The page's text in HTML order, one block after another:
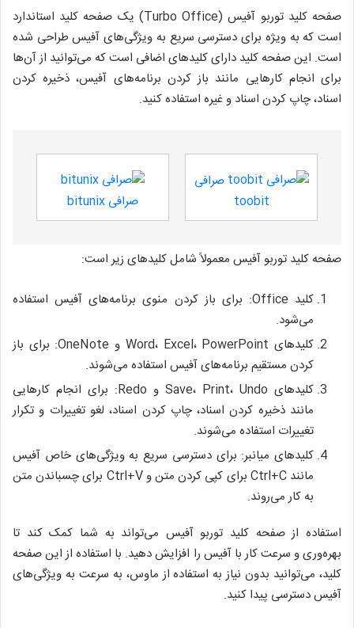
صفحه کلید توربو آفیس (Turbo Office) یک صفحه کلید استاندارد
است که به ویژه برای دسترسی سریع به ویژگی‌های آفیس طراحی شده
است. این صفحه کلید دارای کلیدهای اضافی است که می‌توانید از آن‌ها
برای انجام کارهایی مانند باز کردن برنامه‌های آفیس، ذخیره کردن
اسناد، چاپ کردن اسناد و غیره استفاده کنید.
صرافی
toobit
صرافی bitunix
صفحه کلید توربو آفیس معمولاً شامل کلیدهای زیر است:
کلید Office: برای باز کردن منوی برنامه‌های آفیس استفاده
می‌شود.
کلیدهای Word، Excel، PowerPoint و OneNote: برای باز
کردن مستقیم برنامه‌های آفیس استفاده می‌شوند.
کلیدهای Save، Print، Undo و Redo: برای انجام کارهایی
مانند ذخیره کردن اسناد، چاپ کردن اسناد، لغو تغییرات و تکرار
تغییرات استفاده می‌شوند.
کلیدهای میانبر: برای دسترسی سریع به ویژگی‌های خاص آفیس
مانند Ctrl+C برای کپی کردن متن و Ctrl+V برای چسباندن متن
به کار می‌روند.
استفاده از صفحه کلید توربو آفیس می‌تواند به شما کمک کند تا
بهره‌وری و سرعت کار با آفیس را افزایش دهید. با استفاده از این صفحه
کلید، می‌توانید بدون نیاز به استفاده از ماوس، به سرعت به ویژگی‌های
آفیس دسترسی پیدا کنید.